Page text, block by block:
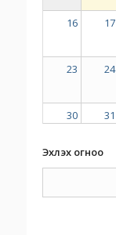
16 17
23 24
30 31
Эхлэх огноо